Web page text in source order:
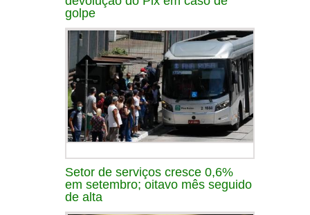
golpe
Setor de serviços cresce 0,6%
em setembro; oitavo mês seguido
de alta